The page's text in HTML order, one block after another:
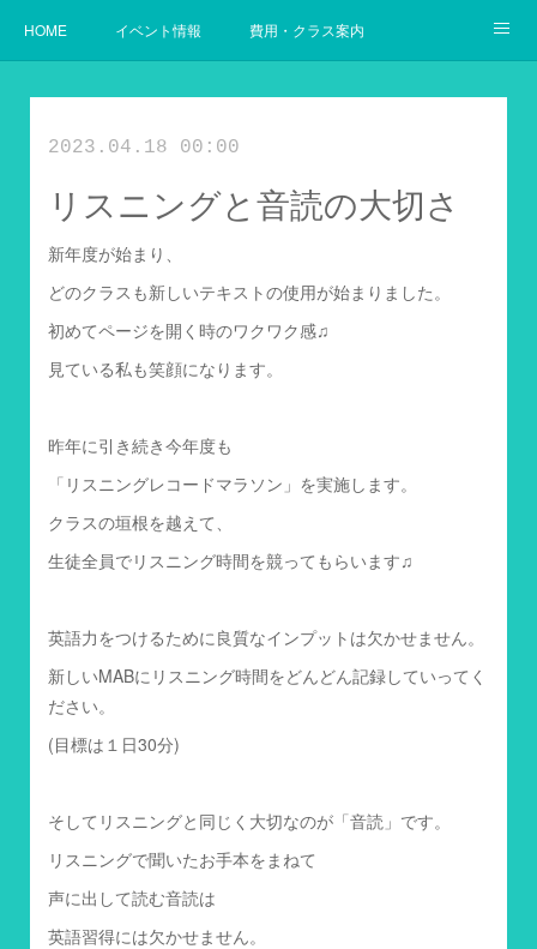
HOME イベント情報 費用・クラス案内
2023.04.18 00:00
リスニングと音読の大切さ
新年度が始まり、
どのクラスも新しいテキストの使用が始まりました。
初めてページを開く時のワクワク感♫
見ている私も笑顔になります。
昨年に引き続き今年度も
「リスニングレコードマラソン」を実施します。
クラスの垣根を越えて、
生徒全員でリスニング時間を競ってもらいます♫
英語力をつけるために良質なインプットは欠かせません。
新しいMABにリスニング時間をどんどん記録していってく
ださい。
(目標は１日30分)
そしてリスニングと同じく大切なのが「音読」です。
リスニングで聞いたお手本をまねて
声に出して読む音読は
英語習得には欠かせません。